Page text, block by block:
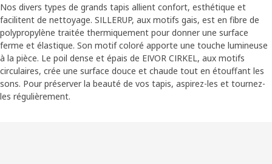
Nos divers types de grands tapis allient confort, esthétique et
facilitent de nettoyage. SILLERUP, aux motifs gais, est en fibre de
polypropylène traitée thermiquement pour donner une surface
ferme et élastique. Son motif coloré apporte une touche lumineuse
à la pièce. Le poil dense et épais de EIVOR CIRKEL, aux motifs
circulaires, crée une surface douce et chaude tout en étouffant les
sons. Pour préserver la beauté de vos tapis, aspirez-les et tournez-
les régulièrement.